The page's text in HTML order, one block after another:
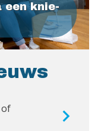
een knie-
of